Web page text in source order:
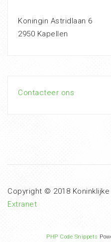
Koningin Astridlaan 6
2950 Kapellen
Contacteer ons
Copyright © 2018
Extranet
PHP Code Snippets